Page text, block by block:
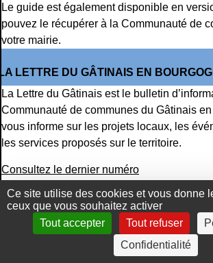
Ce site utilise des cookies et vous donne
ceux que vous souhaitez activer
Tout accepter
Tout refuser
Confidentialité
Le guide est également disponible en
pouvez le récupérer à la Communauté de
votre mairie.
LETTRE DU GÂTINAIS EN
La Lettre du Gâtinais est le bulletin
Communauté de communes du Gâtinais
vous informe sur les projets locaux, les
les services proposés sur le territoire.
Consultez le dernier numéro
Vous pouvez également télécharger les
cette page.